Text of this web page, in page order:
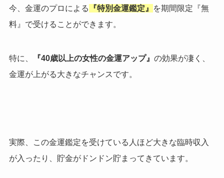
今、金運のプロによる 『特別金運鑑定』
を期間限定『無
料』で受けることができます。
特に、 『40歳以上の女性の金運アップ』 の効果が凄く、
金運が上がる大きなチャンスです。
実際、この金運鑑定を受けている人ほど大きな臨時収入
が入ったり、貯金がドンドン貯まってきています。